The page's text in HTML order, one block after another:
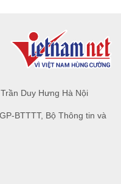
Duy Hưng Hà Nội
BTTTT, Bộ Thông tin và